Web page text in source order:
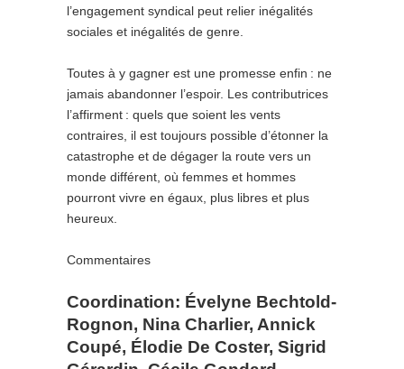
l’engagement syndical peut relier inégalités
sociales et inégalités de genre.
Toutes à y gagner est une promesse enfin : ne
jamais abandonner l’espoir. Les contributrices
l’affirment : quels que soient les vents
contraires, il est toujours possible d’étonner la
catastrophe et de dégager la route vers un
monde différent, où femmes et hommes
pourront vivre en égaux, plus libres et plus
heureux.
Commentaires
Coordination: Évelyne Bechtold-
Rognon, Nina Charlier, Annick
Coupé, Élodie De Coster, Sigrid